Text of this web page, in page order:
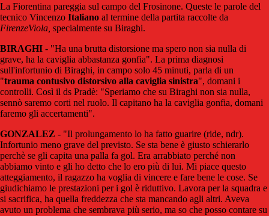
La Fiorentina pareggia sul campo del Frosinone. Queste le parole del
tecnico Vincenzo Italiano al termine della partita raccolte da
FirenzeViola, specialmente su Biraghi.
BIRAGHI - "Ha una brutta distorsione ma spero non sia nulla di
grave, ha la caviglia abbastanza gonfia". La prima diagnosi
sull'infortunio di Biraghi, in campo solo 45 minuti, parla di un
"trauma contusivo distorsivo alla caviglia sinistra", domani i
controlli. Così il ds Pradè: "Speriamo che su Biraghi non sia nulla,
sennò saremo corti nel ruolo. Il capitano ha la caviglia gonfia, domani
faremo gli accertamenti".
GONZALEZ - "Il prolungamento lo ha fatto guarire (ride, ndr).
Infortunio meno grave del previsto. Se sta bene è giusto schierarlo
perchè se gli capita una palla fa gol. Era arrabbiato perché non
abbiamo vinto e gli ho detto che lo ero più di lui. Mi piace questo
atteggiamento, il ragazzo ha voglia di vincere e fare bene le cose. Se
giudichiamo le prestazioni per i gol è riduttivo. Lavora per la squadra e
si sacrifica, ha quella freddezza che sta mancando agli altri. Aveva
avuto un problema che sembrava più serio, ma so che posso contare su